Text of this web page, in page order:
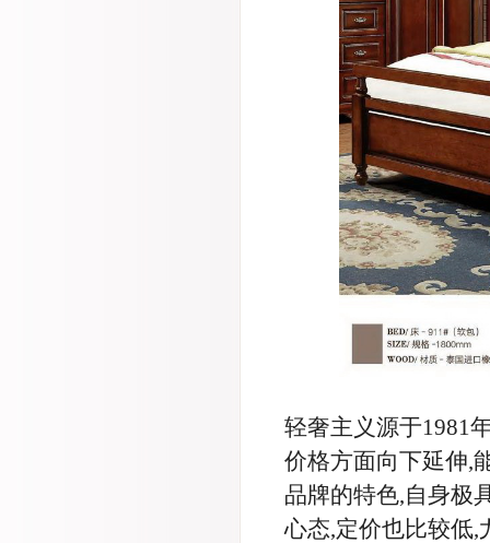
轻奢主义源于1981
价格方面向下延伸,
品牌的特色,自身极
心态,定价也比较低,